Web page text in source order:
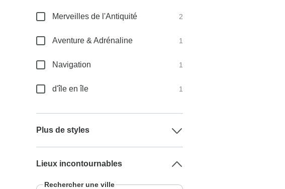
Merveilles de l'Antiquité 2
Aventure & Adrénaline 1
Navigation 1
d'île en île 1
Plus de styles
Lieux incontournables
Rechercher une ville